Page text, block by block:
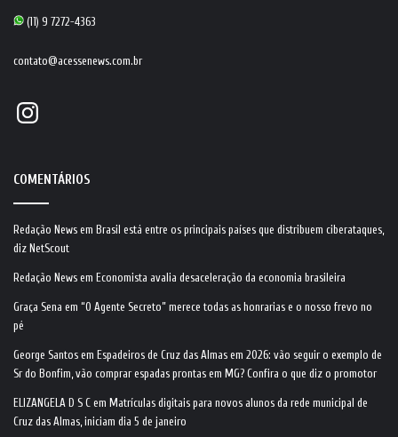
(11) 9 7272-4363
contato@acessenews.com.br
Instagram
COMENTÁRIOS
Redação News em Brasil está entre os principais países que distribuem ciberataques,
diz NetScout
Redação News em Economista avalia desaceleração da economia brasileira
Graça Sena em “O Agente Secreto” merece todas as honrarias e o nosso frevo no
pé
George Santos em Espadeiros de Cruz das Almas em 2026: vão seguir o exemplo de
Sr do Bonfim, vão comprar espadas prontas em MG? Confira o que diz o promotor
ELIZANGELA D S C em Matrículas digitais para novos alunos da rede municipal de
Cruz das Almas, iniciam dia 5 de janeiro